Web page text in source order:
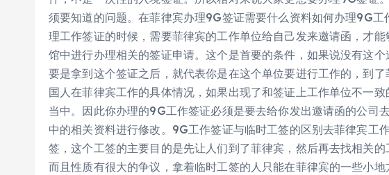
须要知道的问题。在菲律宾办理9G签证需要什么资料如何办理9G
理工作签证的时候，需要菲律宾的工作单位给自己发来邀请函，才
馆中进行办理相关的签证申请。这个是首要的条件，如果说没有这
要是拿到这个签证之后，就代表你是在这个单位要进行工作的，到
国人在菲律宾工作的具体情况，如果出现了和签证上工作单位不一
当中。因此你办理的9G工作签证必须是要去给你发出邀请函的公司
中的相关资料进行修改。9G工作签证与临时工签的区别去菲律宾工
签，这个工签的主要目的是先让人们到了菲律宾，然后再去找相关
而且性质有很大的争议，拿着临时工签的人只能在菲律宾的一些小